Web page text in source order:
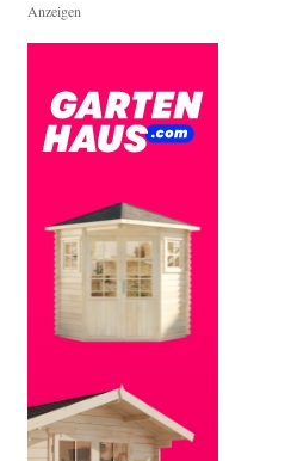
Anzeigen